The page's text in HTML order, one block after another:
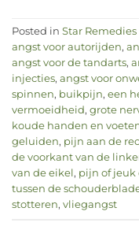
Posted in Star Remedies
angst voor autorijden,
angst voor de tandarts,
injecties, angst voor
spinnen, buikpijn, een
vermoeidheid, grote
koude handen en
geluiden, pijn aan de
de voorkant van de
van de eikel , pijn of jeuk
tussen de
stotteren, vliegangst